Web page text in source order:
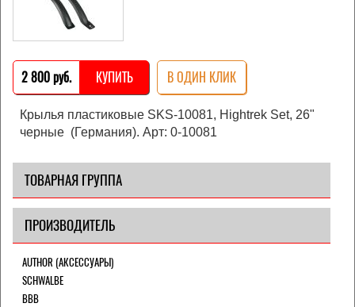
2 800 pуб. КУПИТЬ В ОДИН КЛИК
Крылья пластиковые SKS-10081, Hightrek Set, 26"
черные (Германия). Арт: 0-10081
ТОВАРНАЯ ГРУППА
ПРОИЗВОДИТЕЛЬ
AUTHOR (АКСЕССУАРЫ)
SCHWALBE
BBB